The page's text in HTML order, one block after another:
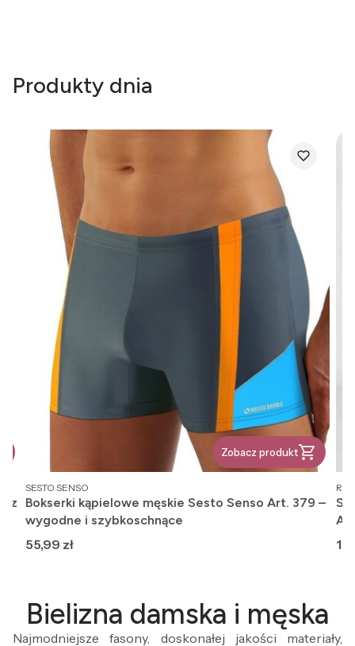
Produkty dnia
z
Zobacz produkt
PRODUCENT
SESTO SENSO
Bokserki kąpielowe męskie Sesto Senso Art. 379 –
wygodne i szybkoschnące
Cena
55,99 zł
Bielizna damska i męska
Najmodniejsze fasony, doskonałej jakości materiały,